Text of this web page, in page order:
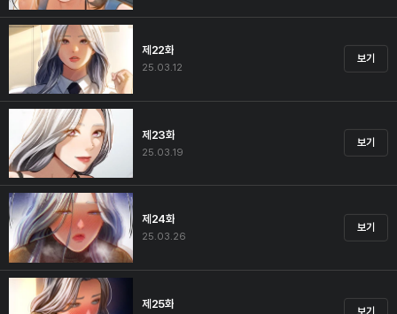
제22화
25.03.12
보기
제23화
25.03.19
보기
제24화
25.03.26
보기
제25화
보기